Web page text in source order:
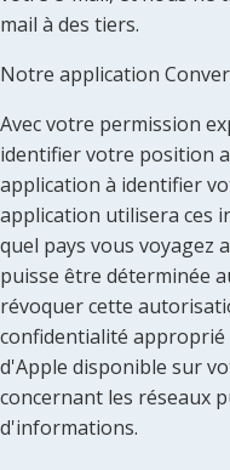
mail à des tiers.
Notre application
Avec votre permission
identifier votre position
application à identifier
application utilisera ces
quel pays vous voyagez
puisse être déterminée
révoquer cette
confidentialité approprié
d'Apple disponible sur
concernant les réseaux
d'informations.